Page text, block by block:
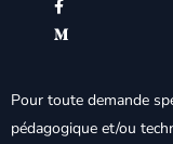
Pour toute demande
pédagogique et/ou